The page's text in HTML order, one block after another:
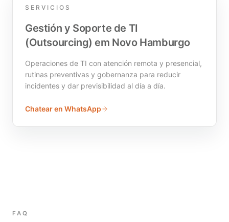
SERVICIOS
Gestión y Soporte de TI
(Outsourcing) em Novo Hamburgo
Operaciones de TI con atención remota y presencial,
rutinas preventivas y gobernanza para reducir
incidentes y dar previsibilidad al día a día.
Chatear en WhatsApp
FAQ